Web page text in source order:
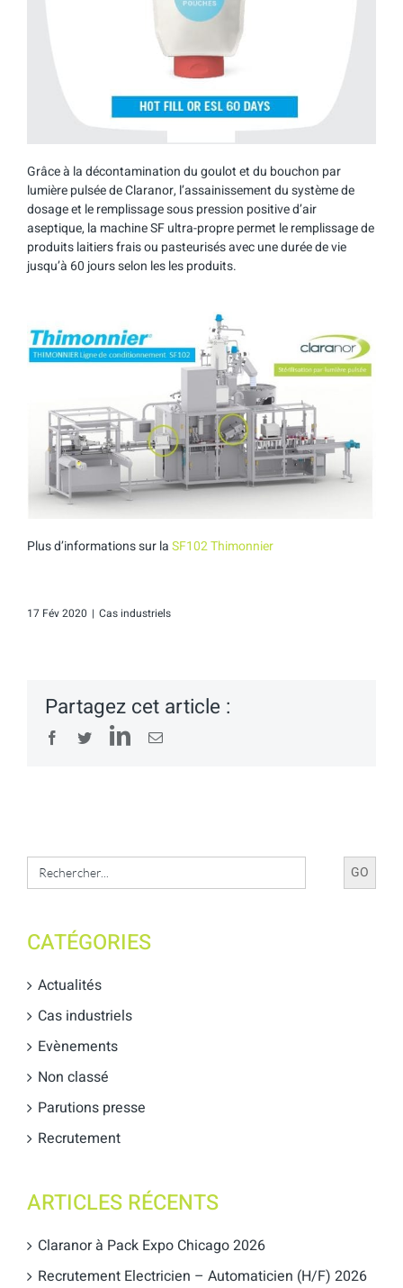
Grâce à la décontamination du goulot et du bouchon par
lumière pulsée de Claranor, l’assainissement du système de
dosage et le remplissage sous pression positive d’air
aseptique, la machine SF ultra-propre permet le remplissage de
produits laitiers frais ou pasteurisés avec une durée de vie
jusqu’à 60 jours selon les les produits.
Plus d’informations sur laSF102 Thimonnier
17 Fév 2020 | Cas industriels
Partagez cet article :
FacebookTwitterLinkedIn
Email
Search
for:
CATÉGORIES
Actualités
Cas industriels
Evènements
Non classé
Parutions presse
Recrutement
ARTICLES RÉCENTS
Claranor à Pack Expo Chicago 2026
Recrutement Electricien – Automaticien (H/F) 2026